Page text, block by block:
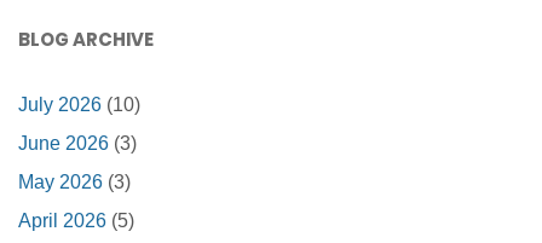
BLOG ARCHIVE
July 2026 (10)
June 2026 (3)
May 2026 (3)
April 2026 (5)